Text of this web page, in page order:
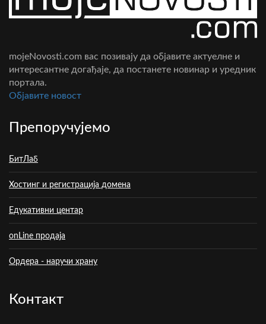
mojeNovosti.com вас позивају да објавите актуелне и
интересантне догађаје, да постанете новинар и уредник
портала.
Oбјавите новост
Препоручујемо
БитЛаб
Хостинг и регистрација домена
Едукативни центар
onLine продаја
Ордера - наручи храну
Контакт